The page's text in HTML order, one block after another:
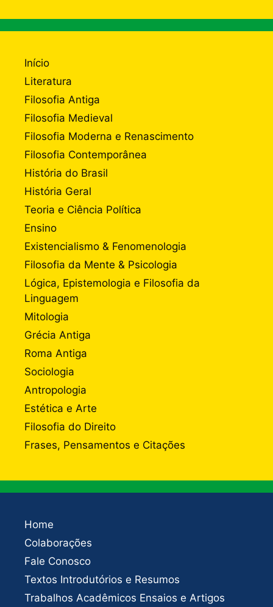
Início
Literatura
Filosofia Antiga
Filosofia Medieval
Filosofia Moderna e Renascimento
Filosofia Contemporânea
História do Brasil
História Geral
Teoria e Ciência Política
Ensino
Existencialismo & Fenomenologia
Filosofia da Mente & Psicologia
Lógica, Epistemologia e Filosofia da
Linguagem
Mitologia
Grécia Antiga
Roma Antiga
Sociologia
Antropologia
Estética e Arte
Filosofia do Direito
Frases, Pensamentos e Citações
Home
Colaborações
Fale Conosco
Textos Introdutórios e Resumos
Trabalhos Acadêmicos Ensaios e Artigos